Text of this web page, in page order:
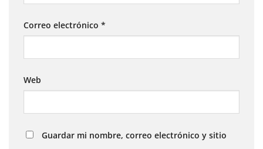
Correo electrónico *
Web
Guardar mi nombre, correo electrónico y sitio